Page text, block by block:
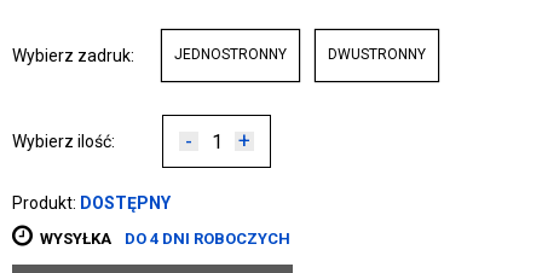
Wybierz zadruk: JEDNOSTRONNY DWUSTRONNY
Wybierz ilość: - +
Produkt: DOSTĘPNY
WYSYŁKA DO 4 DNI ROBOCZYCH